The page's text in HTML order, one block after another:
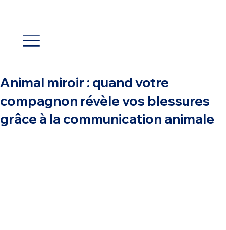
Animal miroir : quand votre
compagnon révèle vos blessures
grâce à la communication animale